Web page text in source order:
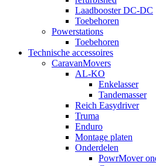
Laadbooster DC-DC
Toebehoren
Powerstations
Toebehoren
Technische accessoires
CaravanMovers
AL-KO
Enkelasser
Tandemasser
Reich Easydriver
Truma
Enduro
Montage platen
Onderdelen
PowrMover